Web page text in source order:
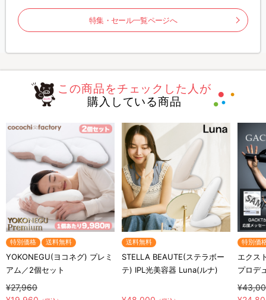
特集・セール一覧ページへ
この商品をチェックした人が
購入している商品
特別価格 送料無料
YOKONEGU(ヨコネグ) プレミ
アム／2個セット
¥27,960
送料無料
STELLA BEAUTE(ステラボー
テ) IPL光美容器 Luna(ルナ)
特別価
エクス
プロデ